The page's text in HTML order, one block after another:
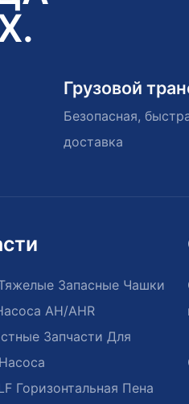
Грузовой
Безопасная,
доставка
Запасные Чашки
AH/AHR
Запчасти Для
Горизонтальная Пена